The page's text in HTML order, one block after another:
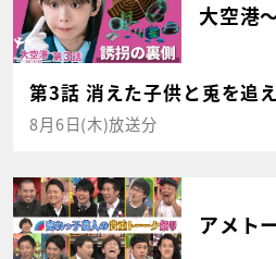
大空港
第3話 消えた子供と兎を追え
8月6日(木)放送分
アメト